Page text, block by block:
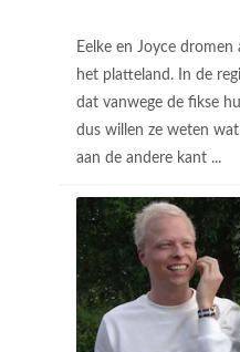
Eelke en Joyce
het platteland. In de
dat vanwege de fikse
dus willen ze weten
aan de andere kant ...